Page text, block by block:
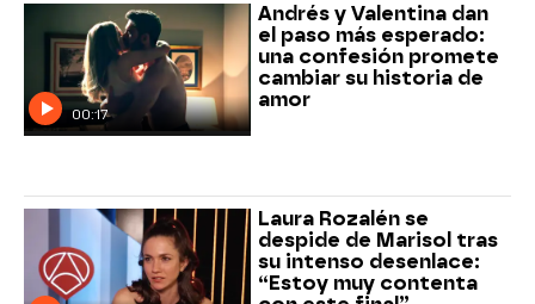
00:17
Andrés y Valentina dan
el paso más esperado:
una confesión promete
cambiar su historia de
amor
Laura Rozalén se
despide de Marisol tras
su intenso desenlace:
“Estoy muy contenta